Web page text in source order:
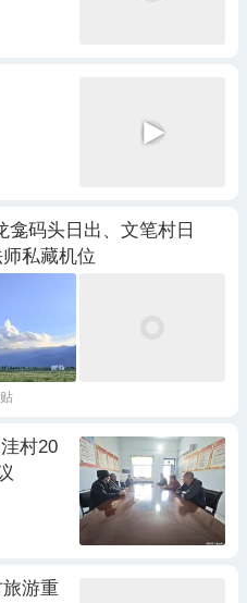
龛码头日出、文笔村日
私藏机位
村20
游重